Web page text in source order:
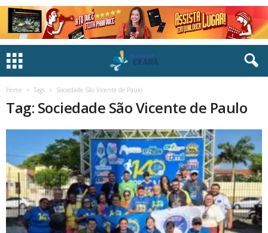
Home Tags Sociedade São Vicente de Paulo
Tag: Sociedade São Vicente de Paulo